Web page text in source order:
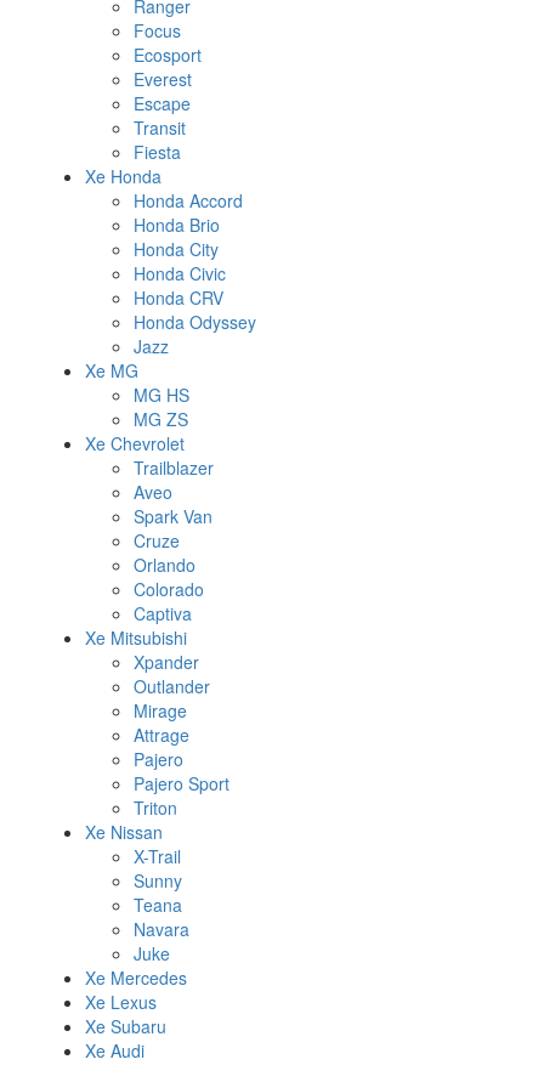
Ranger
Focus
Ecosport
Everest
Escape
Transit
Fiesta
Xe Honda
Honda Accord
Honda Brio
Honda City
Honda Civic
Honda CRV
Honda Odyssey
Jazz
Xe MG
MG HS
MG ZS
Xe Chevrolet
Trailblazer
Aveo
Spark Van
Cruze
Orlando
Colorado
Captiva
Xe Mitsubishi
Xpander
Outlander
Mirage
Attrage
Pajero
Pajero Sport
Triton
Xe Nissan
X-Trail
Sunny
Teana
Navara
Juke
Xe Mercedes
Xe Lexus
Xe Subaru
Xe Audi